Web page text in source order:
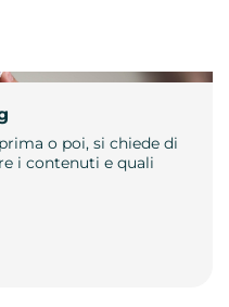
o poi, si chiede di
i contenuti e quali